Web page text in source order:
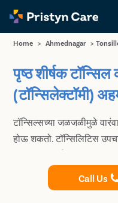
Home > Ahmednagar >
पृष्ठ शीर्षक
(टॉन्सिलेक्टॉमी)
टॉन्सिल्सच्या जळजळीमुळे
होऊ शकतो. टॉन्सिलिटिस
ईएनटी डॉक्टरांशी भेटीची वेळ
Call Us